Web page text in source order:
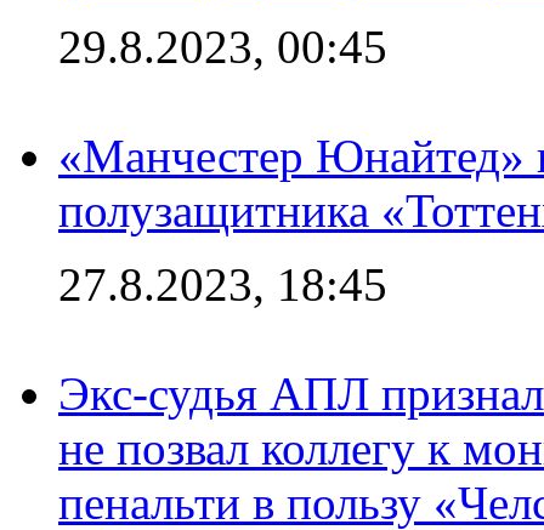
29.8.2023, 00:45
«Манчестер Юнайтед»
полузащитника
27.8.2023, 18:45
Экс-судья АПЛ
не позвал коллегу к
пенальти в пользу